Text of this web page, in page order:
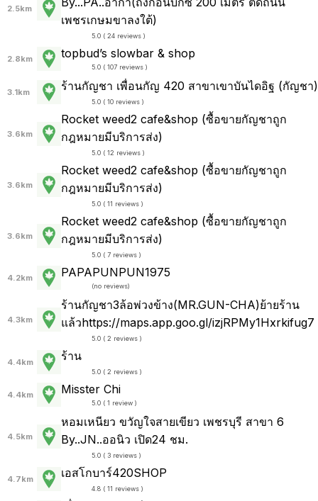
2.5km
เพชรเกษมขาลงใต้)
5.0 ( 24 reviews )
2.8km topbud’s slowbar & shop
5.0 ( 107 reviews )
3.1km ร้านกัญชา เพื่อนกัญ 420 สาขาเขาบันไดอิฐ (กัญชา)
5.0 ( 10 reviews )
3.6km
Rocket weed2 cafe&shop (ซื้อขายกัญชาถูก
กฎหมายมีบริการส่ง)
5.0 ( 12 reviews )
3.6km
Rocket weed2 cafe&shop (ซื้อขายกัญชาถูก
กฎหมายมีบริการส่ง)
5.0 ( 11 reviews )
3.6km
Rocket weed2 cafe&shop (ซื้อขายกัญชาถูก
กฎหมายมีบริการส่ง)
5.0 ( 7 reviews )
4.2km PAPAPUNPUN1975
(no reviews)
4.3km
ร้านกัญชา3ล้อพ่วงข้าง(MR.GUN-CHA)ย้ายร้าน
แล้วhttps://maps.app.goo.gl/izjRPMy1Hxrkifug7
5.0 ( 2 reviews )
4.4km ร้าน
5.0 ( 2 reviews )
4.4km Misster Chi
5.0 ( 1 review )
4.5km
หอมเหนียว ขวัญใจสายเขียว เพชรบุรี สาขา 6
By..JN..ออนิว เปิด24 ชม.
5.0 ( 3 reviews )
4.7km เอสโกบาร์420SHOP
4.8 ( 11 reviews )